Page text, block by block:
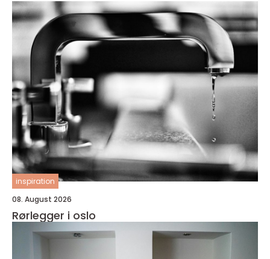
inspiration
08. August 2026
Rørlegger i oslo